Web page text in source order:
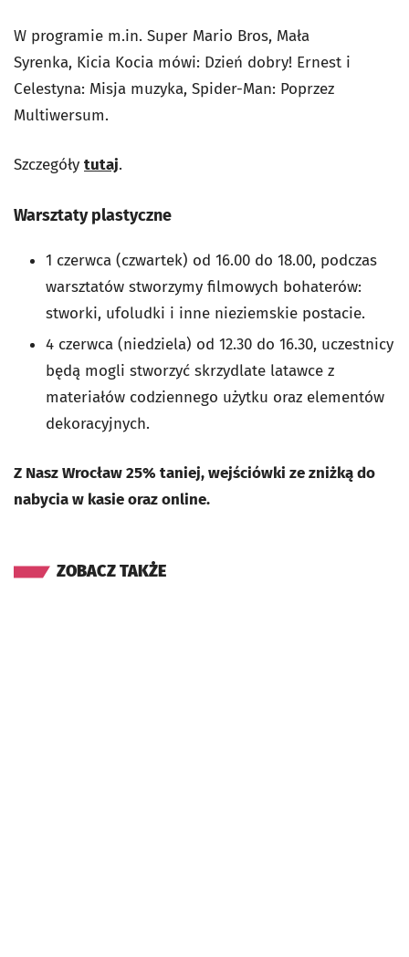
W programie m.in. Super Mario Bros, Mała
Syrenka, Kicia Kocia mówi: Dzień dobry! Ernest i
Celestyna: Misja muzyka, Spider-Man: Poprzez
Multiwersum.
Szczegóły tutaj.
Warsztaty plastyczne
1 czerwca (czwartek) od 16.00 do 18.00, podczas
warsztatów stworzymy filmowych bohaterów:
stworki, ufoludki i inne nieziemskie postacie.
4 czerwca (niedziela) od 12.30 do 16.30, uczestnicy
będą mogli stworzyć skrzydlate latawce z
materiałów codziennego użytku oraz elementów
dekoracyjnych.
Z Nasz Wrocław 25% taniej, wejściówki ze zniżką do
nabycia w kasie oraz online.
ZOBACZ TAKŻE